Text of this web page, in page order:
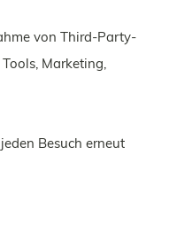
von Third-Party-
Marketing,
Besuch erneut